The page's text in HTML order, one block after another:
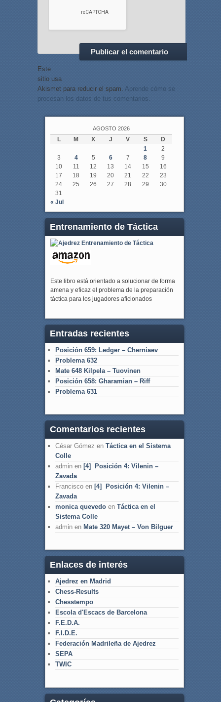
Este
sitio usa
Akismet para reducir el spam. Aprende cómo se
procesan los datos de tus comentarios.
AGOSTO 2026
L M X J V S
D
1
2
3
4 5 6 7 8
9
10
11 12 13 14 15
16
17
18 19 20 21 22
23
24
25 26 27 28 29
30
31
« Jul
Entrenamiento de Táctica
Este libro está orientado a solucionar de forma
amena y eficaz el problema de la preparación
táctica para los jugadores aficionados
Entradas recientes
Posición 659: Ledger – Cherniaev
Problema 632
Mate 648 Kilpela – Tuovinen
Posición 658: Gharamian – Riff
Problema 631
Comentarios recientes
César Gómez en Táctica en el Sistema
Colle
adminen [4] Posición 4: Vilenin –
Zavada
Franciscoen [4] Posición 4: Vilenin –
Zavada
monica quevedoen Táctica en el
Sistema Colle
adminen Mate 320 Mayet – Von Bilguer
Enlaces de interés
Ajedrez en Madrid
Chess-Results
Chesstempo
Escola d'Escacs de Barcelona
F.E.D.A.
F.I.D.E.
Federación Madrileña de Ajedrez
SEPA
TWIC